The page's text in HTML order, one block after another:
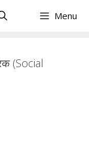
Menu
(Social